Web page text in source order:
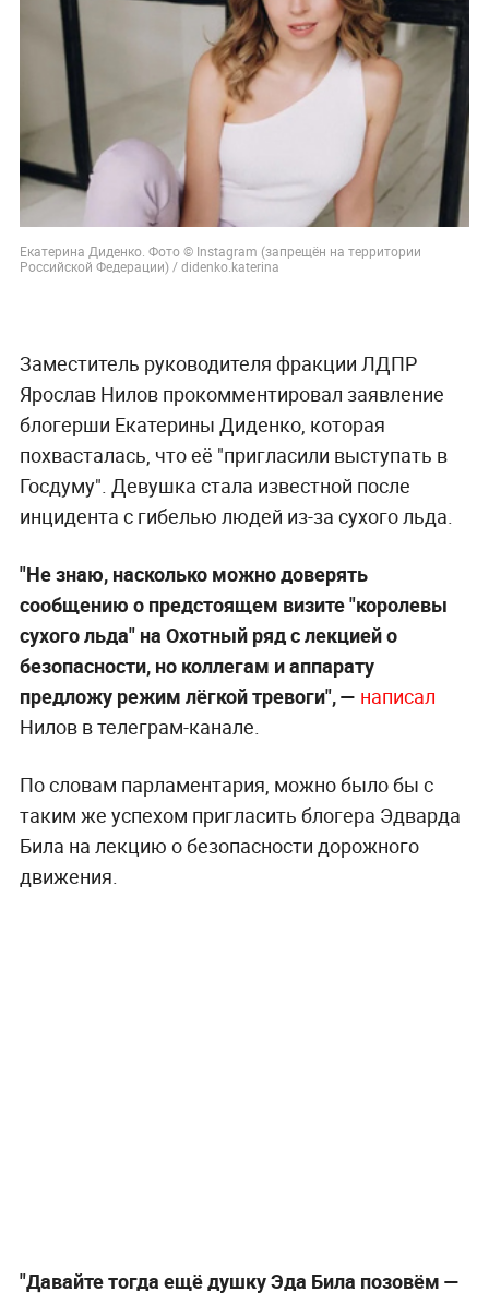
Екатерина Диденко. Фото © Instagram (запрещён на территории
Российской Федерации) / didenko.katerina
Заместитель руководителя фракции ЛДПР
Ярослав Нилов прокомментировал заявление
блогерши Екатерины Диденко, которая
похвасталась, что её "пригласили выступать в
Госдуму". Девушка стала известной после
инцидента с гибелью людей из-за сухого льда.
"Не знаю, насколько можно доверять
сообщению о предстоящем визите "королевы
сухого льда" на Охотный ряд с лекцией о
безопасности, но коллегам и аппарату
предложу режим лёгкой тревоги", — написал
Нилов в телеграм-канале.
По словам парламентария, можно было бы с
таким же успехом пригласить блогера Эдварда
Била на лекцию о безопасности дорожного
движения.
"Давайте тогда ещё душку Эда Била позовём —